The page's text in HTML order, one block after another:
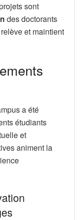
sont
des doctorants
et maintient
a été
étudiants
et
animent la